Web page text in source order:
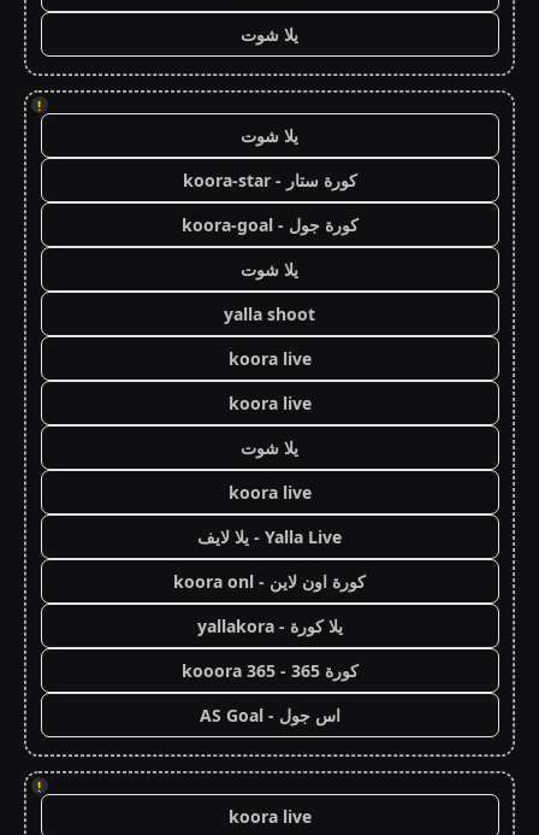
يلا شوت
!
يلا شوت
كورة ستار - koora-star
كورة جول - koora-goal
يلا شوت
yalla shoot
koora live
koora live
يلا شوت
koora live
Yalla Live - يلا لايف
كورة اون لاين - koora onl
يلا كورة - yallakora
كورة 365 - kooora 365
اس جول - AS Goal
!
koora live